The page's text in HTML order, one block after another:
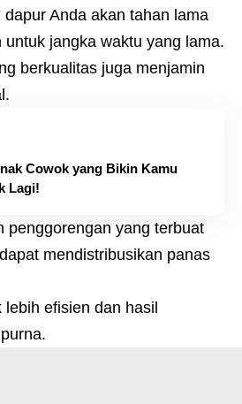
Anda akan tahan lama
jangka waktu yang lama.
berkualitas juga menjamin
Cowok yang Bikin Kamu
Lagi!
penggorengan yang terbuat
mendistribusikan panas
efisien dan hasil